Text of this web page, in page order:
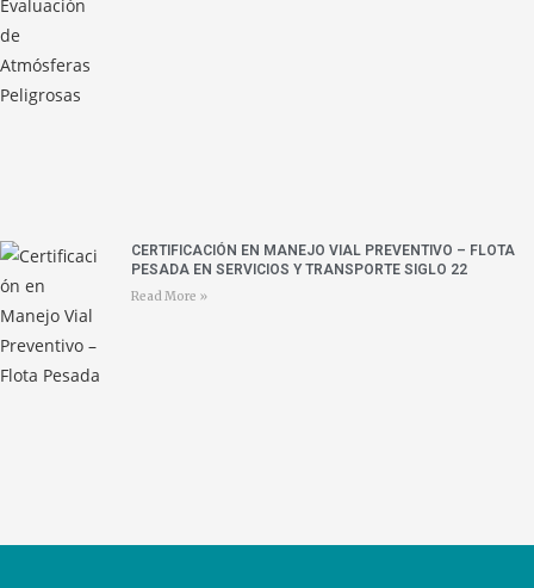
CERTIFICACIÓN EN MANEJO VIAL PREVENTIVO – FLOTA
PESADA EN SERVICIOS Y TRANSPORTE SIGLO 22
Read More »